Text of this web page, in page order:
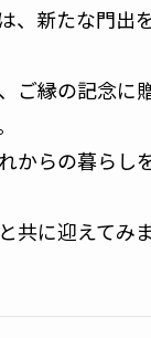
、新たな門出
ご縁の記念に
からの暮らし
共に迎えてみ